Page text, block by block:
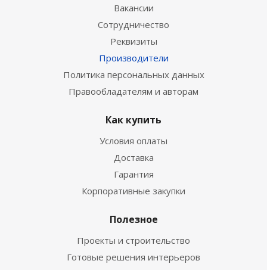
Вакансии
Сотрудничество
Реквизиты
Производители
Политика персональных данных
Правообладателям и авторам
Как купить
Условия оплаты
Доставка
Гарантия
Корпоративные закупки
Полезное
Проекты и строительство
Готовые решения интерьеров